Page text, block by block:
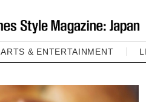
ARTS & ENTERTAINMENT